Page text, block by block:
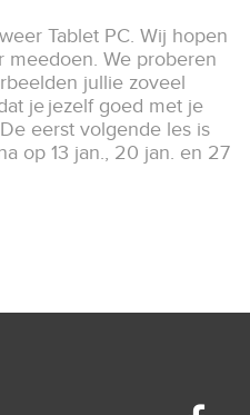
Tablet PC. Wij hopen
meedoen. We proberen
jullie zoveel
je jezelf goed met je
eerst volgende les is
op 13 jan., 20 jan. en 27